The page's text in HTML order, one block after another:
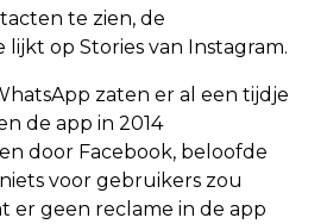
te zien, de
op Stories van Instagram.
zaten er al een tijdje
de app in 2014
door Facebook, beloofde
voor gebruikers zou
er geen reclame in de app